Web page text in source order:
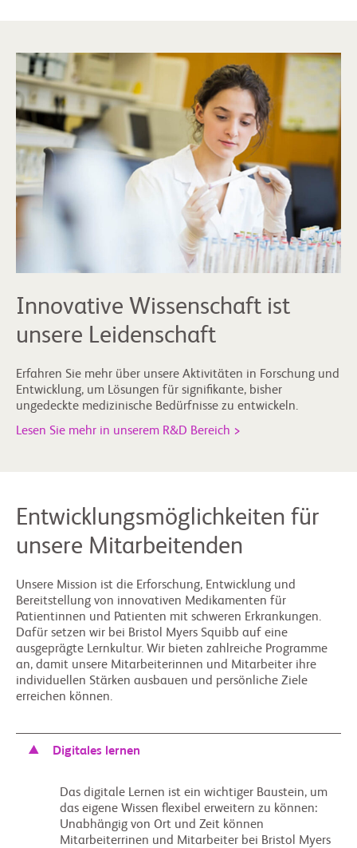
Innovative Wissenschaft ist
unsere Leidenschaft
Erfahren Sie mehr über unsere Aktivitäten in Forschung und
Entwicklung, um Lösungen für signifikante, bisher
ungedeckte medizinische Bedürfnisse zu entwickeln.
Lesen Sie mehr in unserem R&D Bereich >
Entwicklungsmöglichkeiten für
unsere Mitarbeitenden
Unsere Mission ist die Erforschung, Entwicklung und
Bereitstellung von innovativen Medikamenten für
Patientinnen und Patienten mit schweren Erkrankungen.
Dafür setzen wir bei Bristol Myers Squibb auf eine
ausgeprägte Lernkultur. Wir bieten zahlreiche Programme
an, damit unsere Mitarbeiterinnen und Mitarbeiter ihre
individuellen Stärken ausbauen und persönliche Ziele
erreichen können.
Digitales lernen
Das digitale Lernen ist ein wichtiger Baustein, um
das eigene Wissen flexibel erweitern zu können:
Unabhängig von Ort und Zeit können
Mitarbeiterrinen und Mitarbeiter bei Bristol Myers